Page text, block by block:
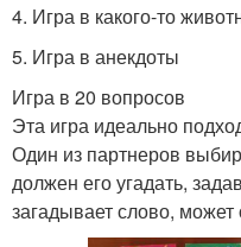
4. Игра в какого-то
5. Игра в анекдоты
Игра в 20 вопросов
Эта игра идеально
Один из партнеров
должен его угадать,
загадывает слово, может